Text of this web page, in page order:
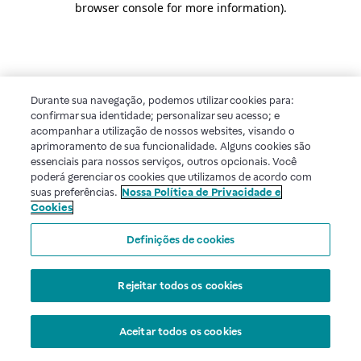
browser console for more information).
Durante sua navegação, podemos utilizar cookies para:
confirmar sua identidade; personalizar seu acesso; e
acompanhar a utilização de nossos websites, visando o
aprimoramento de sua funcionalidade. Alguns cookies são
essenciais para nossos serviços, outros opcionais. Você
poderá gerenciar os cookies que utilizamos de acordo com
suas preferências. Nossa Política de Privacidade e
Cookies
Definições de cookies
Rejeitar todos os cookies
Aceitar todos os cookies